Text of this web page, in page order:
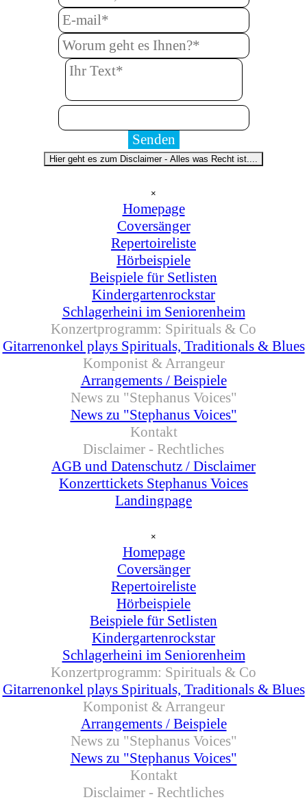
Hier geht es zum Disclaimer - Alles was Recht ist....
×
Homepage
Coversänger▼
Repertoireliste
Hörbeispiele
Beispiele für Setlisten
Kindergartenrockstar
Schlagerheini im Seniorenheim
Konzertprogramm: Spirituals & Co
Gitarrenonkel plays Spirituals, Traditionals & Blues
Komponist & Arrangeur▼
Arrangements / Beispiele
News zu "Stephanus Voices"
News zu "Stephanus Voices"
Kontakt
Disclaimer - Rechtliches
AGB und Datenschutz / Disclaimer
Konzerttickets Stephanus Voices
Landingpage
×
Homepage
Coversänger▼
Repertoireliste
Hörbeispiele
Beispiele für Setlisten
Kindergartenrockstar
Schlagerheini im Seniorenheim
Konzertprogramm: Spirituals & Co
Gitarrenonkel plays Spirituals, Traditionals & Blues
Komponist & Arrangeur▼
Arrangements / Beispiele
News zu "Stephanus Voices"
News zu "Stephanus Voices"
Kontakt
Disclaimer - Rechtliches